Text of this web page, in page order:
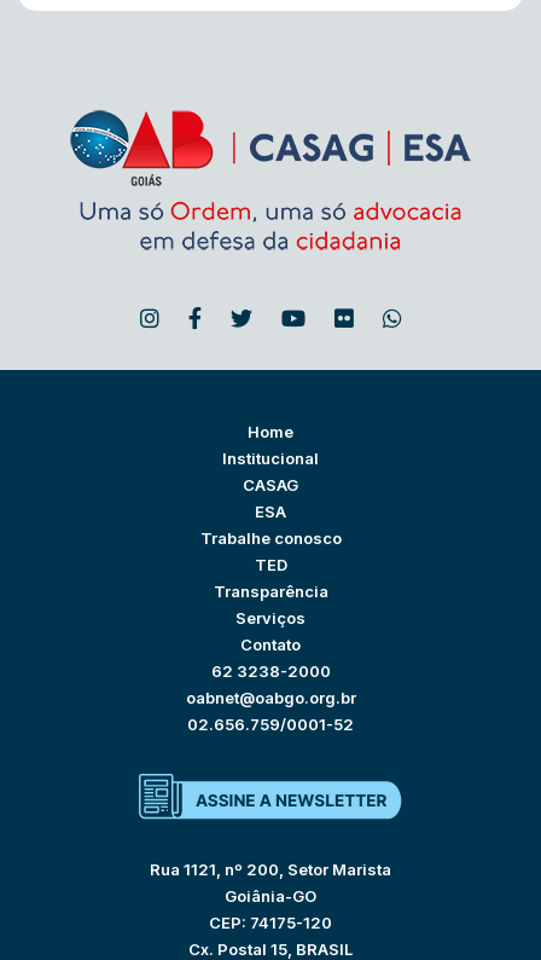
Home
Institucional
CASAG
ESA
Trabalhe conosco
TED
Transparência
Serviços
Contato
62 3238-2000
oabnet@oabgo.org.br
02.656.759/0001-52
Rua 1121, nº 200, Setor Marista
Goiânia-GO
CEP: 74175-120
Cx. Postal 15, BRASIL